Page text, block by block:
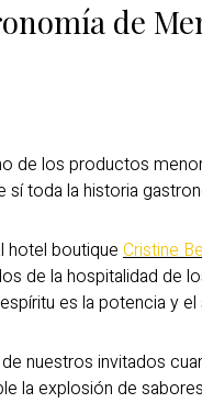
de
de los productos
sí toda la historia
hotel boutique Cristine
de la hospitalidad de
es la potencia y
nuestros invitados
la explosión de